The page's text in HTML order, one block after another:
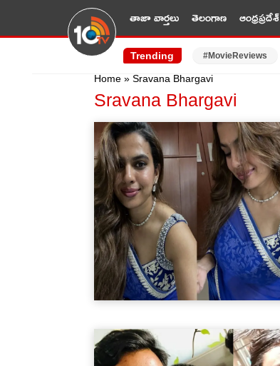
తాజా వార్తలు తెలంగాణ ఆంధ్రప్రదేశ్
Trending #MovieReviews
Home » Sravana Bhargavi
Sravana Bhargavi